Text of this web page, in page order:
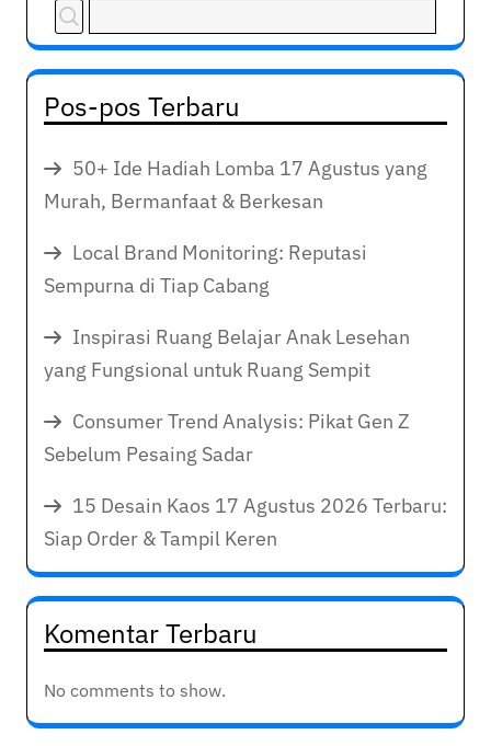
Pos-pos Terbaru
50+ Ide Hadiah Lomba 17 Agustus yang
Murah, Bermanfaat & Berkesan
Local Brand Monitoring: Reputasi
Sempurna di Tiap Cabang
Inspirasi Ruang Belajar Anak Lesehan
yang Fungsional untuk Ruang Sempit
Consumer Trend Analysis: Pikat Gen Z
Sebelum Pesaing Sadar
15 Desain Kaos 17 Agustus 2026 Terbaru:
Siap Order & Tampil Keren
Komentar Terbaru
No comments to show.